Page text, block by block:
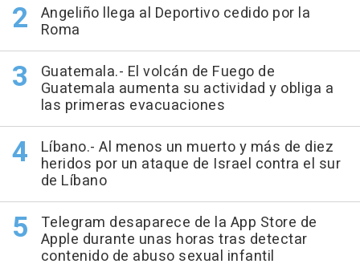
Angeliño llega al Deportivo cedido por la
Roma
Guatemala.- El volcán de Fuego de
Guatemala aumenta su actividad y obliga a
las primeras evacuaciones
Líbano.- Al menos un muerto y más de diez
heridos por un ataque de Israel contra el sur
de Líbano
Telegram desaparece de la App Store de
Apple durante unas horas tras detectar
contenido de abuso sexual infantil